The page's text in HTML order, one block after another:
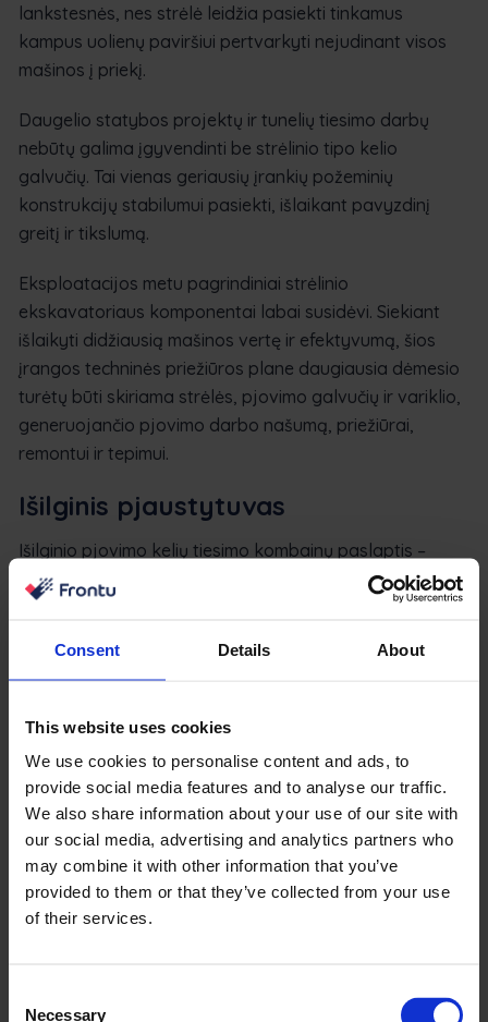
Consent Details About
This website uses cookies
We use cookies to personalise content and ads, to
provide social media features and to analyse our traffic.
We also share information about your use of our site with
our social media, advertising and analytics partners who
may combine it with other information that you’ve
provided to them or that they’ve collected from your use
of their services.
Necessary
lankstesnės, nes strėlė leidžia pasiekti tinkamus
kampus uolienų paviršiui pertvarkyti nejudinant visos
mašinos į priekį.
Daugelio statybos projektų ir tunelių tiesimo darbų
nebūtų galima įgyvendinti be strėlinio tipo kelio
galvučių. Tai vienas geriausių įrankių požeminių
konstrukcijų stabilumui pasiekti, išlaikant pavyzdinį
greitį ir tikslumą.
Eksploatacijos metu pagrindiniai strėlinio
ekskavatoriaus komponentai labai susidėvi. Siekiant
išlaikyti didžiausią mašinos vertę ir efektyvumą, šios
įrangos techninės priežiūros plane daugiausia dėmesio
turėtų būti skiriama strėlės, pjovimo galvučių ir variklio,
generuojančio pjovimo darbo našumą, priežiūrai,
remontui ir tepimui.
Išilginis pjaustytuvas
Išilginio pjovimo kelių tiesimo kombainų paslaptis –
naujas požiūris į kontroliuojamą mašinos sukimąsi.
Skirtingai nei strėlinio tipo kelio ekskavatoriaus atveju,
šių parametrų jis yra vienas geriausių įrankių kasyboje,
apdirbimui.
Dėl nuoseklaus paviršiaus pjovimo ir pertvarkymo
modelio išilginio pjovimo frezos puikiai tinka statmenam
pjovimui. Konkrečiose situacijose jų pjovimo proceso
greitis yra neprilygstamas. Plačiai naudojami anglių
kasybai ir tiksliam požeminių konstrukcijų formavimui.